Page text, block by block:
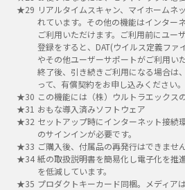
リアルタイムスキャン、マイホームネ
れています。その他の機能はインター
ご利用いただけます。ご利用前にユー
登録をすると、DAT(ウイルス定義ファ
やその他ユーザーサポートがご利用い
終了後、引き続きご利用になる場合は
って、有償契約をお申し込みください。
この機能には（株）ウルトラエックス
おもな導入済みソフトウェア
セットアップ時にインターネット接続
のサインインが必要です。
ご購入後、付属品の再発行はできません
紙の取扱説明書を簡易化し電子化を推
を低減しています。
プロダクトキーカード同梱。メディア